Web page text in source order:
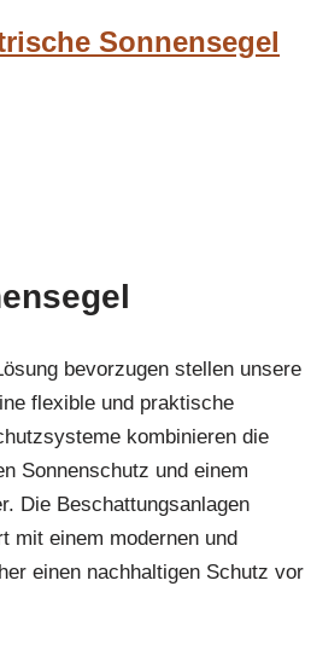
Sonnensegel
bevorzugen stellen unsere
flexible und praktische
kombinieren die
Sonnenschutz und einem
Die Beschattungsanlagen
mit einem modernen und
einen nachhaltigen Schutz vor